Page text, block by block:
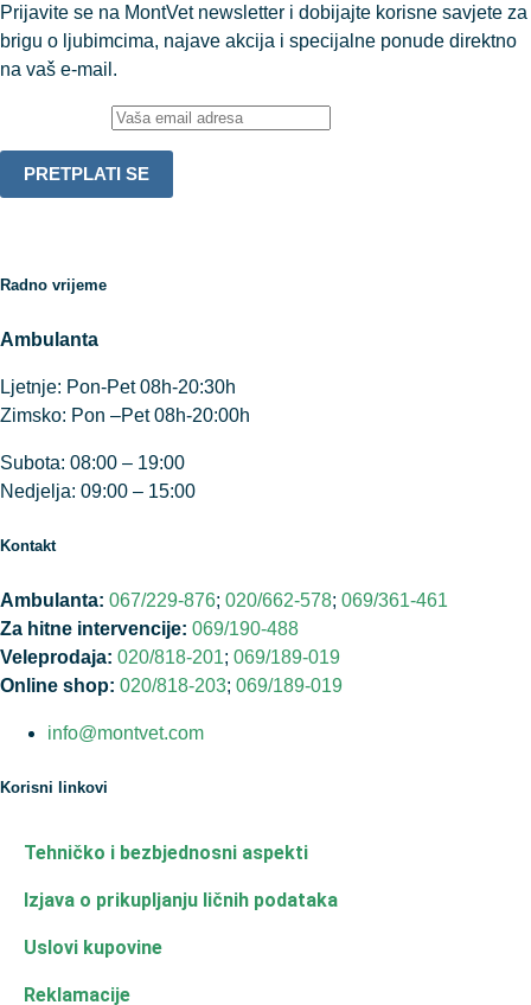
Prijavite se na MontVet newsletter i dobijajte korisne savjete za
brigu o ljubimcima, najave akcija i specijalne ponude direktno
na vaš e-mail.
Radno vrijeme
Ambulanta
Ljetnje: Pon-Pet 08h-20:30h
Zimsko: Pon –Pet 08h-20:00h
Subota: 08:00 – 19:00
Nedjelja: 09:00 – 15:00
Kontakt
Ambulanta: 067/229-876; 020/662-578; 069/361-461
Za hitne intervencije: 069/190-488
Veleprodaja: 020/818-201; 069/189-019
Online shop: 020/818-203; 069/189-019
info@montvet.com
Korisni linkovi
Tehničko i bezbjednosni aspekti
Izjava o prikupljanju ličnih podataka
Uslovi kupovine
Reklamacije